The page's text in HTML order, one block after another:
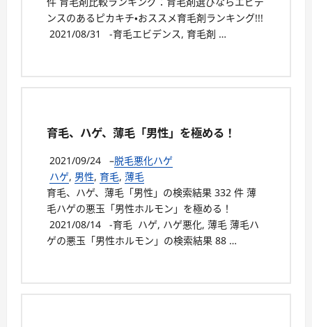
ンスのあるピカキチ・おススメ育毛剤ランキング!!!
2021/08/31 -育毛エビデンス, 育毛剤 …
育毛、ハゲ、薄毛「男性」を極める！
2021/09/24 –脱毛悪化ハゲ
ハゲ, 男性, 育毛, 薄毛
育毛、ハゲ、薄毛「男性」の検索結果 332 件 薄
毛ハゲの悪玉「男性ホルモン」を極める！
2021/08/14 -育毛 ハゲ, ハゲ悪化, 薄毛 薄毛ハ
ゲの悪玉「男性ホルモン」の検索結果 88 …